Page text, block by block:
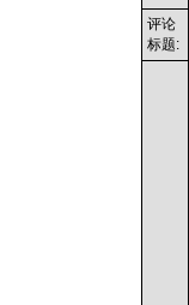
评论
标题: